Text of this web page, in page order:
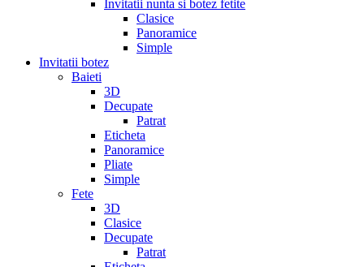
Invitatii nunta si botez fetite
Clasice
Panoramice
Simple
Invitatii botez
Baieti
3D
Decupate
Patrat
Eticheta
Panoramice
Pliate
Simple
Fete
3D
Clasice
Decupate
Patrat